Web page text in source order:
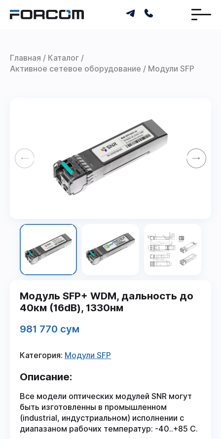
Главная
Каталог
Активное сетевое оборудование
Модули SFP
Модуль SFP+ WDM, дальность до
40км (16dB), 1330нм
981 770 сум
Категория: Модули SFP
Описание:
Все модели оптических модулей SNR могут
быть изготовленны в промышленном
(industrial, индустриальном) исполнении с
диапазаном рабочих температур: -40..+85 С.